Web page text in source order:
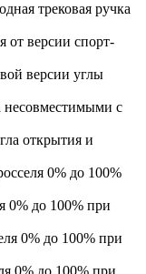
трековая ручка
от версии спорт-
версии углы
несовместимыми с
открытия и
0% до 100%
0% до 100% при
0% до 100% при